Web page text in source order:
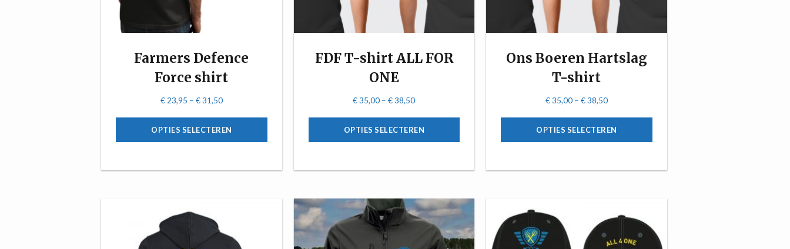
Farmers Defence
Force shirt
€23,95 – €31,50
OPTIES SELECTEREN
FDF T-shirt ALL FOR
ONE
€35,00 –€38,50
OPTIES SELECTEREN
Ons Boeren Hartslag
T-shirt
€35,00– €38,50
OPTIES SELECTEREN